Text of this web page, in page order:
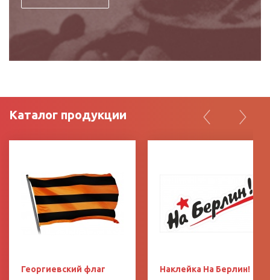
Каталог продукции
Георгиевский флаг Наклейка На Берлин!